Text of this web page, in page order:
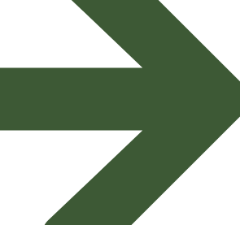
do centro, dando especial ênfase ao
biopesticidas com elevado potencial de
Circular
na exploração dos subprodutos da vinicultura,
soluções de alto valor acrescentado para a
Os compostos em estudo demonstraram
sendo capazes de
inibir microrganismos
nas culturas
e de exercer um eficaz